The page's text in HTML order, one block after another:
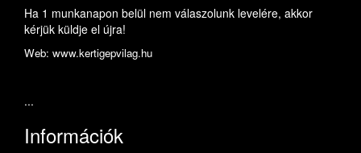
Ha 1 munkanapon belül nem válaszolunk levelére, akkor
kérjük küldje el újra!
Web: www.kertigepvilag.hu
...
Információk